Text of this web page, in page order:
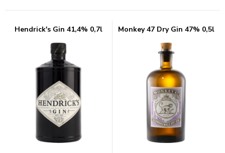
Hendrick's Gin 41,4% 0,7l Monkey 47 Dry Gin 47% 0,5l